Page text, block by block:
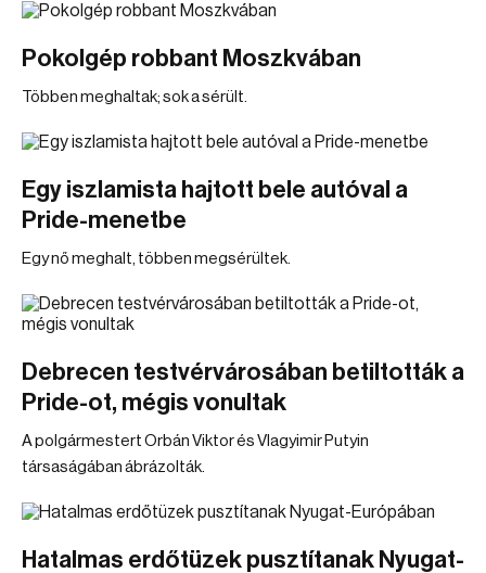
Pokolgép robbant Moszkvában
Többen meghaltak; sok a sérült.
Egy iszlamista hajtott bele autóval a
Pride-menetbe
Egy nő meghalt, többen megsérültek.
Debrecen testvérvárosában betiltották a
Pride-ot, mégis vonultak
A polgármestert Orbán Viktor és Vlagyimir Putyin
társaságában ábrázolták.
Hatalmas erdőtüzek pusztítanak Nyugat-